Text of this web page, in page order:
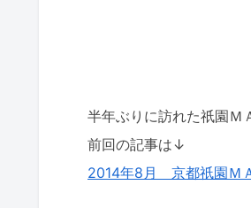
半年ぶりに訪れた祇園Ｍ
前回の記事は↓
2014年8月 京都祇園Ｍ